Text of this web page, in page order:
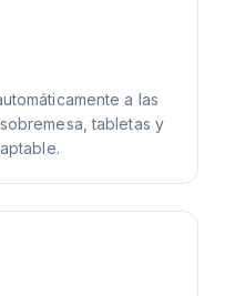
a las
tabletas y